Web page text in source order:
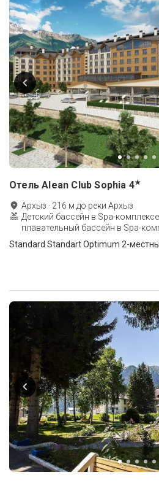
Отель Alean Club Sophia 4★
Архыз · 216 м до реки Архыз
Детский бассейн в Spa-
плавательный бассейн в Spa-
Standard Standart Optimum 2-